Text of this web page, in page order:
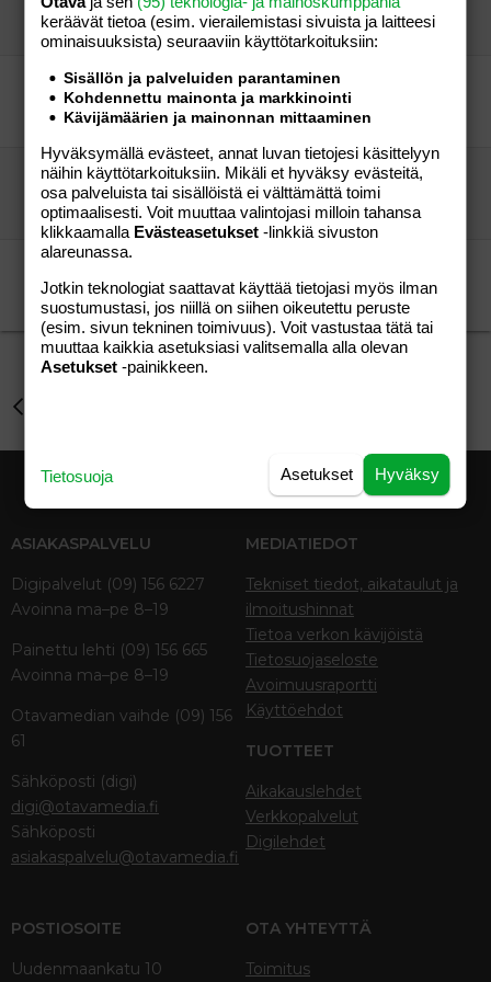
touhu tenava
Perhe-elämä
3
Perhe-elämä
11.04.2007
touhu tenava
Tarviiko kukaan neocatea?
Merry Perhe-elämä
0
Perhe-elämä
18.06.2007
Merry
HELP!!! Pv:n rompusta!! Tara-Milana?
jonnu Perhe-elämä
17
Perhe-elämä
01.11.2004
Pumbaali
vieras Aihe vapaa
1
Aihe vapaa
23.02.2010
justjuu harmaana
ASIAKASPALVELU
Digipalvelut (09) 156 6227
Avoinna ma–pe 8–19
Painettu lehti (09) 156 665
Avoinna ma–pe 8–19
Otavamedian vaihde (09) 156
61
Sähköposti (digi)
digi@otavamedia.fi
Sähköposti
asiakaspalvelu@otavamedia.fi
MEDIATIEDOT
Tekniset tiedot, aikataulut ja
ilmoitushinnat
Tietoa verkon kävijöistä
Tietosuojaseloste
Avoimuusraportti
Käyttöehdot
TUOTTEET
Aikakauslehdet
Verkkopalvelut
Digilehdet
POSTIOSOITE
Uudenmaankatu 10
OTA YHTEYTTÄ
Toimitus
keräävät tietoa (esim. vierailemis­tasi sivuista ja laitteesi
ominaisuuk­sista) seuraaviin käyttötarkoituksiin:
Sisällön ja palveluiden parantaminen
Kohdennettu mainonta ja markkinointi
Kävijämäärien ja mainonnan mittaaminen
Hyväksymällä evästeet, annat luvan tietojesi käsittelyyn
näihin käyttötarkoituksiin. Mikäli et hyväksy evästeitä,
osa palveluista tai sisällöistä ei välttämättä toimi
optimaalisesti. Voit muuttaa valintojasi milloin tahansa
klikkaamalla Evästeasetukset -linkkiä sivuston
alareunassa.
Jotkin teknologiat saattavat käyttää tietojasi myös ilman
suostumustasi, jos niillä on siihen oikeutettu peruste
(esim. sivun tekninen toimivuus). Voit vastustaa tätä tai
muuttaa kaikkia asetuksiasi valitsemalla alla olevan
Asetukset -painikkeen.
Hyväksy
Asetukset
Tietosuoja